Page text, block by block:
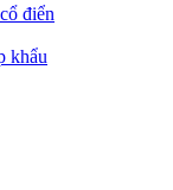
điển
khẩu